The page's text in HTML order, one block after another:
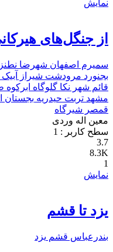
نمایش
از جنگل‌های
سمیرم اصفهان شهرضا نطنز
بجنورد مرودشت شیراز آبیک
قائم شهر نکا گلوگاه ابرکوه
مشهد تربت حیدریه بجستان
قمصر شیرگاه
معین اله وردی
سطح کاربر : 1
3.7
8.3K
1
نمایش
یزد تا قشم
بندرعباس قشم یزد